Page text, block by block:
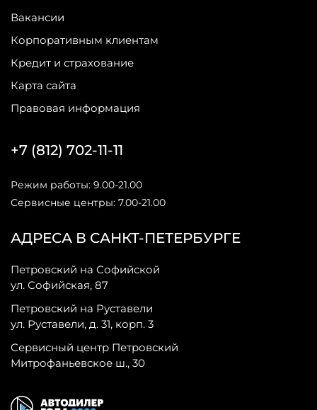
Вакансии
Корпоративным клиентам
Кредит и страхование
Карта сайта
Правовая информация
АДРЕСА В САНКТ-ПЕТЕРБУРГЕ
Петровский на Софийской
ул. Софийская, 87
Петровский на Руставели
ул. Руставели, д. 31, корп. 3
Сервисный центр Петровский
Митрофаньевское ш., 30
+7 (812) 702-11-11
Режим работы: 9.00-21.00
Сервисные центры: 7.00-21.00